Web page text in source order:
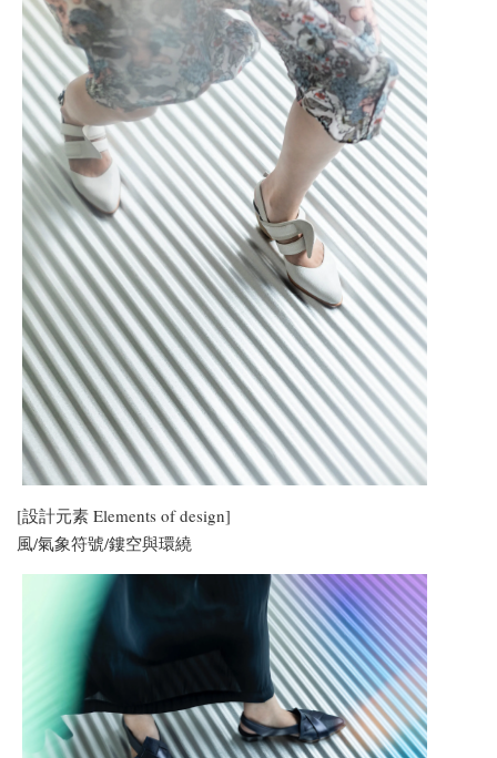
[設計元素 Elements of design]
風/氣象符號/鏤空與環繞